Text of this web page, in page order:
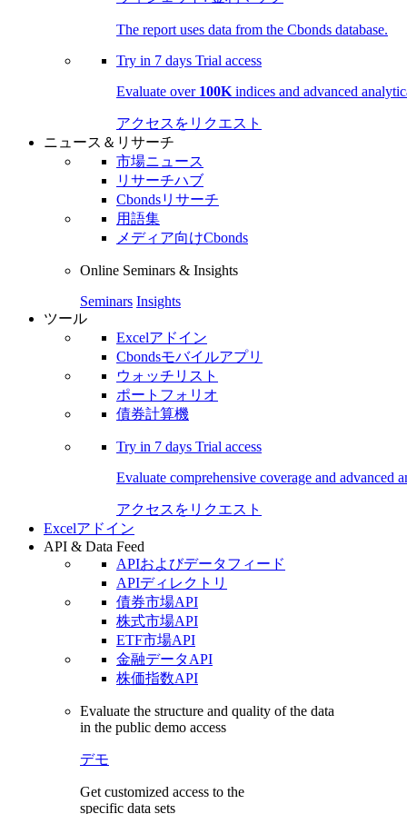
The report uses data from the Cbonds database.
Try in 7 days Trial access
Evaluate over 100K indices and advanced
アクセスをリクエスト
ニュース＆リサーチ
市場ニュース
リサーチハブ
Cbondsリサーチ
用語集
メディア向けCbonds
Online Seminars & Insights
Seminars Insights
ツール
Excelアドイン
Cbondsモバイルアプリ
ウォッチリスト
ポートフォリオ
債券計算機
Try in 7 days Trial access
Evaluate comprehensive coverage and advanced
アクセスをリクエスト
Excelアドイン
API & Data Feed
APIおよびデータフィード
APIディレクトリ
債券市場API
株式市場API
ETF市場API
金融データAPI
株価指数API
Evaluate the structure and quality of the data
in the public demo access
デモ
Get customized access to the
specific data sets